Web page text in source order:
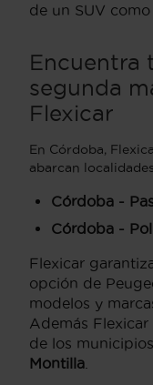
de un SUV
Encuentra
segunda
Flexicar
En Córdoba,
abarcan
Córdoba -
Córdoba -
Flexicar
opción de
modelos y
Además
de los
Montilla